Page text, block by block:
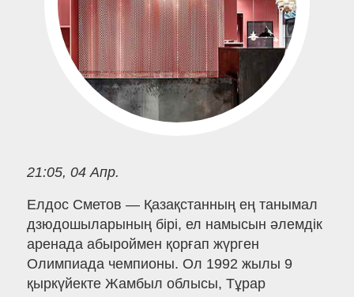
21:05, 04 Апр.
Елдос Сметов — Қазақстанның ең танымал
дзюдошыларының бірі, ел намысын әлемдік
аренада абыроймен қорғап жүрген
Олимпиада чемпионы. Ол 1992 жылы 9
қыркүйекте Жамбыл облысы, Тұрар